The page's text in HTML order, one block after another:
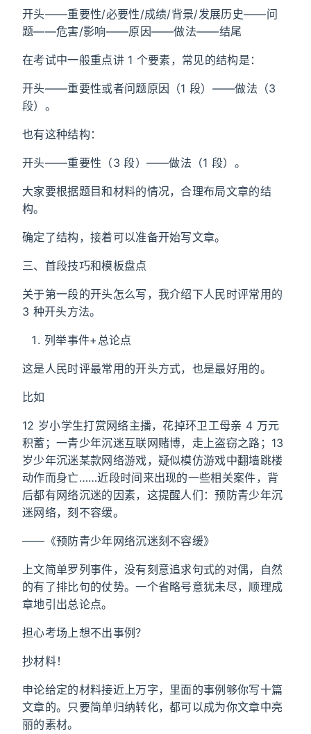
开头——重要性/必要性/成绩/背景/发展历史——问
题——危害/影响——原因——做法——结尾
在考试中一般重点讲 1 个要素，常见的结构是：
开头——重要性或者问题原因（1 段）——做法（3
段）。
也有这种结构：
开头——重要性（3 段）——做法（1 段）。
大家要根据题目和材料的情况，合理布局文章的结
构。
确定了结构，接着可以准备开始写文章。
三、首段技巧和模板盘点
关于第一段的开头怎么写，我介绍下人民时评常用的
3 种开头方法。
列举事件+总论点
这是人民时评最常用的开头方式，也是最好用的。
比如
12 岁小学生打赏网络主播，花掉环卫工母亲 4 万元
积蓄；一青少年沉迷互联网赌博，走上盗窃之路；13
岁少年沉迷某款网络游戏，疑似模仿游戏中翻墙跳楼
动作而身亡……近段时间来出现的一些相关案件，背
后都有网络沉迷的因素，这提醒人们：预防青少年沉
迷网络，刻不容缓。
——《预防青少年网络沉迷刻不容缓》
上文简单罗列事件，没有刻意追求句式的对偶，自然
的有了排比句的仗势。一个省略号意犹未尽，顺理成
章地引出总论点。
担心考场上想不出事例？
抄材料！
申论给定的材料接近上万字，里面的事例够你写十篇
文章的。只要简单归纳转化，都可以成为你文章中亮
丽的素材。